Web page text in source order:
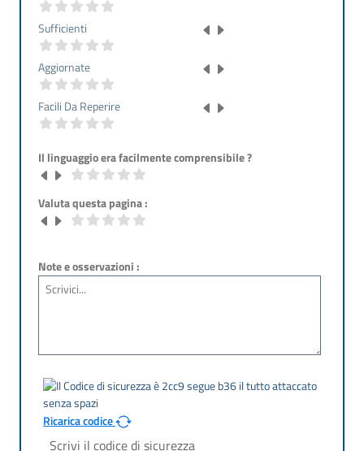
Sufficienti
Aggiornate
Facili Da Reperire
Il linguaggio era facilmente comprensibile ?
Valuta questa pagina :
Note e osservazioni :
Ricarica codice